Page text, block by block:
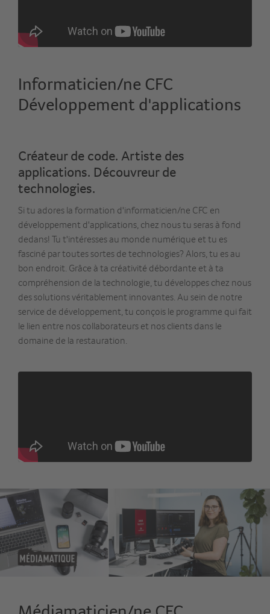
Informaticien/ne CFC
Développement d'applications
Créateur de code. Artiste des
applications. Découvreur de
technologies.
Si tu adores la formation d'informaticien/ne CFC en
développement d'applications, chez nous tu seras à fond
dedans! Tu t'intéresses au monde numérique et tu es
fasciné par toutes sortes de technologies? Alors, tu es au
bon endroit. Grâce à ta créativité débordante et à ta
compréhension de la technologie, tu développes chez nous
des solutions véritablement innovantes. Au sein de notre
service de développement, tu conçois le programme qui fait
le lien entre nos collaborateurs et nos clients dans le
domaine de la restauration.